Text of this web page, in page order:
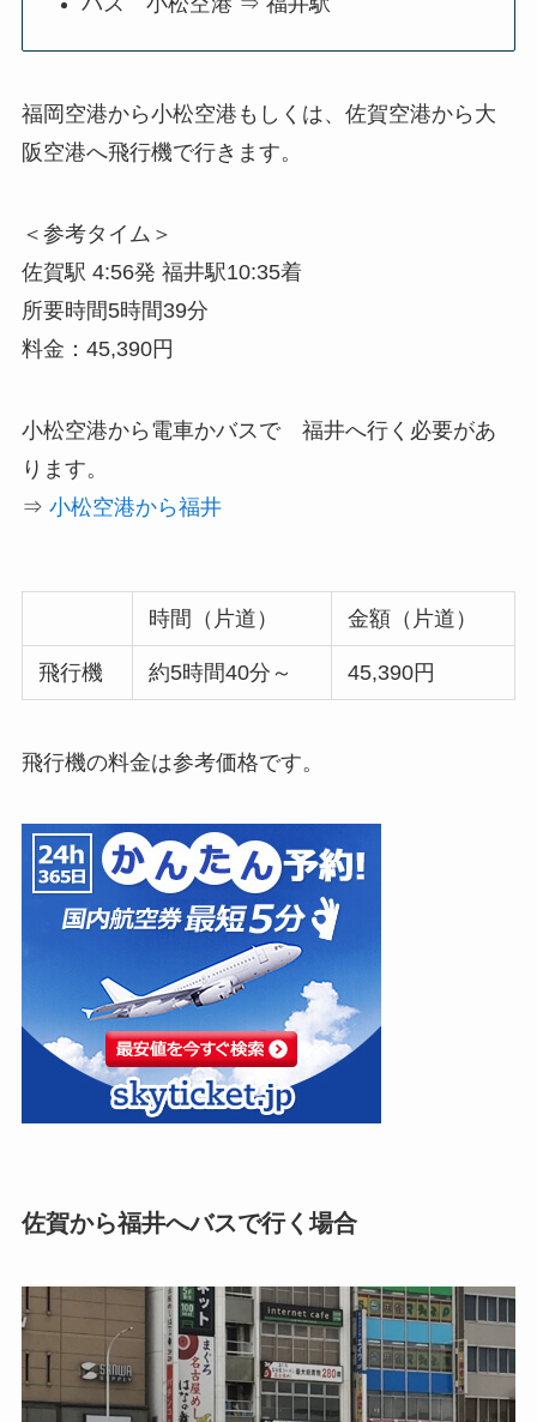
福岡空港から小松空港もしくは、佐賀空港から大
阪空港へ飛行機で行きます。
＜参考タイム＞
佐賀駅 4:56発 福井駅10:35着
所要時間5時間39分
料金：45,390円
小松空港から電車かバスで 福井へ行く必要があ
ります。
⇒ 小松空港から福井
時間（片道） 金額（片道）
飛行機 約5時間40分～ 45,390円
飛行機の料金は参考価格です。
佐賀から福井へバスで行く場合